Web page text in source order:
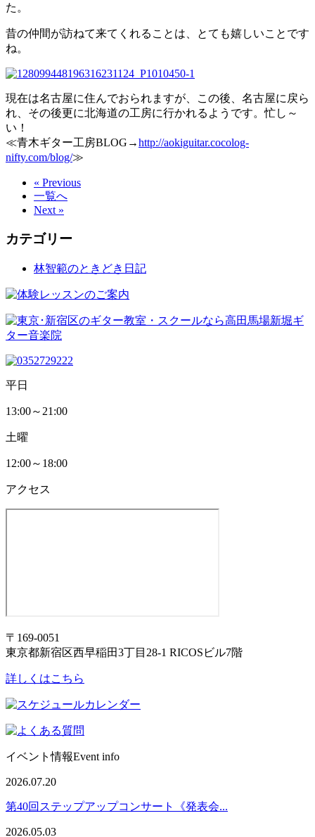
た。
昔の仲間が訪ねて来てくれることは、とても嬉しいことです
ね。
現在は名古屋に住んでおられますが、この後、名古屋に戻ら
れ、その後更に北海道の工房に行かれるようです。忙し～
い！
≪青木ギター工房BLOG→http://aokiguitar.cocolog-
nifty.com/blog/≫
« Previous
一覧へ
Next »
カテゴリー
林智範のときどき日記
平日
13:00～21:00
土曜
12:00～18:00
アクセス
〒169-0051
東京都新宿区西早稲田3丁目28-1 RICOSビル7階
詳しくはこちら
イベント情報Event info
2026.07.20
第40回ステップアップコンサート《発表会...
2026.05.03